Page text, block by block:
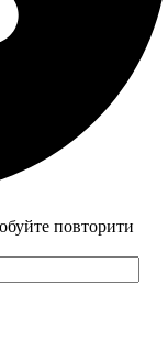
повторити